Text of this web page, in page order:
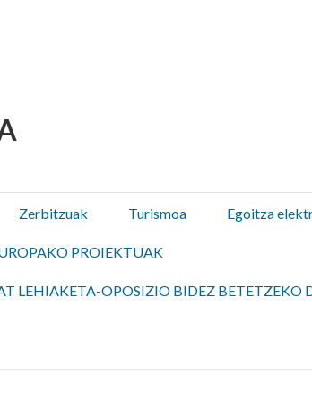
Zerbitzuak Turismoa Egoitza
PROIEKTUAK
LEHIAKETA-OPOSIZIO BIDEZ BETETZEKO